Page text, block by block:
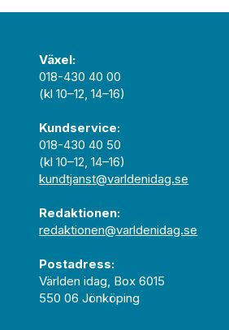
Växel:
018-430 40 00
(kl 10–12, 14–16)
Kundservice:
018-430 40 50
(kl 10–12, 14–16)
kundtjanst@varldenidag.se
Redaktionen:
redaktionen@varldenidag.se
Postadress:
Världen idag, Box 6015
550 06 Jönköping